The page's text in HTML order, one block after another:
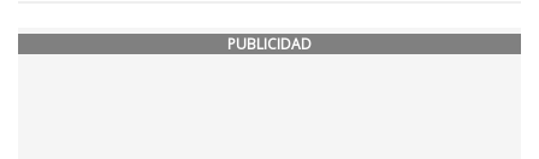
PUBLICIDAD